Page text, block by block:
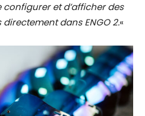
configurer et d’afficher des
dans ENGO 2.«